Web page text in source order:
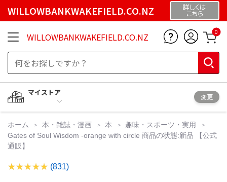
WILLOWBANKWAKEFIELD.CO.NZ 詳しくは
こちら
WILLOWBANKWAKEFIELD.CO.NZ 0
マイストア
変更
ホーム 本・雑誌・漫画 本
趣味・スポーツ・実用
Gates of Soul Wisdom -orange with circle 商品の状態:新品 【公式
通販】
(831)